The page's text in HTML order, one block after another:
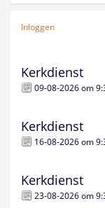
Inloggen
Kerkdienst
09-08-2026 om
Kerkdienst
16-08-2026 om
Kerkdienst
23-08-2026 om